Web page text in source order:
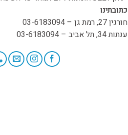
כתובתינו
חורגין 27, רמת גן – 03-6183094
ענתות 34, תל אביב – 03-6183094